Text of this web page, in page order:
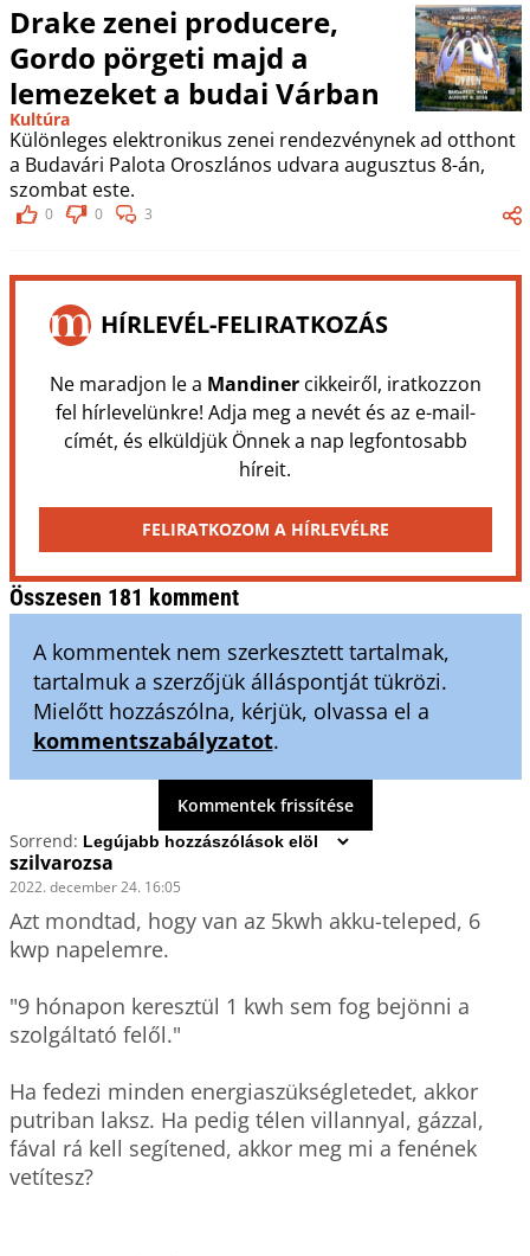
Drake zenei producere,
Gordo pörgeti majd a
lemezeket a budai Várban
Kultúra
Különleges elektronikus zenei rendezvénynek ad otthont
a Budavári Palota Oroszlános udvara augusztus 8-án,
szombat este.
0 0 3
HÍRLEVÉL-FELIRATKOZÁS
Ne maradjon le a Mandinercikkeiről, iratkozzon
fel hírlevelünkre! Adja meg a nevét és az e-mail-
címét, és elküldjük Önnek a nap legfontosabb
híreit.
FELIRATKOZOM A HÍRLEVÉLRE
Összesen 181 komment
A kommentek nem szerkesztett tartalmak,
tartalmuk a szerzőjük álláspontját tükrözi.
Mielőtt hozzászólna, kérjük, olvassa el a
kommentszabályzatot.
Kommentek frissítése
Sorrend:
szilvarozsa
2022. december 24. 16:05
Azt mondtad, hogy van az 5kwh akku-teleped, 6
kwp napelemre.
"9 hónapon keresztül 1 kwh sem fog bejönni a
szolgáltató felől."
Ha fedezi minden energiaszükségletedet, akkor
putriban laksz. Ha pedig télen villannyal, gázzal,
fával rá kell segítened, akkor meg mi a fenének
vetítesz?